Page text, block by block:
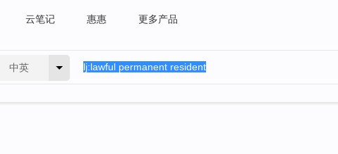
云笔记 惠惠 更多产品
中英